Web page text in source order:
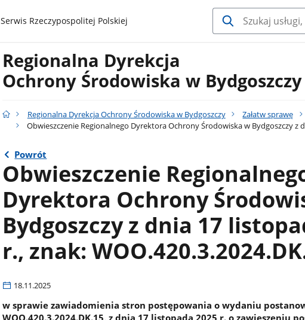
gov.pl
Serwis Rzeczypospolitej Polskiej
Regionalna Dyrekcja
Ochrony Środowiska w Bydgoszczy
Regionalna Dyrekcja Ochrony Środowiska w Bydgoszczy Załatw sprawę
Obwieszczenie Regionalnego Dyrektora Ochrony Środowiska w Bydgoszczy z
Powrót
Obwieszczenie
Dyrektora Ochrony
Bydgoszczy z dnia 17
r., znak:
18.11.2025
w sprawie zawiadomienia stron postępowania o wydaniu